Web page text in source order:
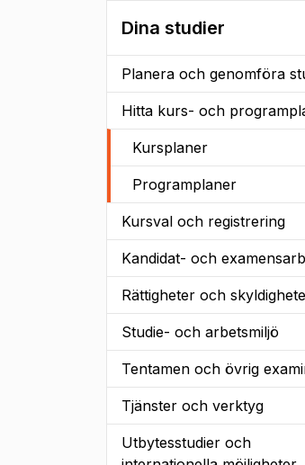
Dina studier
Planera och genomföra
Hitta kurs- och
Kursplaner
Programplaner
Kursval och registrering
Kandidat- och
Rättigheter och
Studie- och arbetsmiljö
Tentamen och övrig
Tjänster och verktyg
Utbytesstudier och